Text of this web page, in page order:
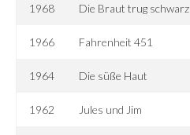
1968 Die Braut trug schwarz
1966 Fahrenheit 451
1964 Die süße Haut
1962 Jules und Jim